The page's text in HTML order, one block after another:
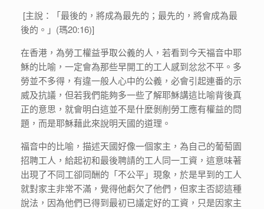
[主說：「最後的，將成為最先的；最先的，將會成為最
後的。」(瑪20:16)]
在香港，為勞工權益爭取公義的人，若看到今天福音中耶
穌的比喻，一定會為那些早開工的工人感到忿忿不平。多
勞並不多得，有違一般人心中的公義，必會引起連番的示
威及抗議，但若我們能夠多一些了解耶穌講這比喻背後真
正的意思，就會明白這並不是什麼剝削勞工應有權益的問
題，而是耶穌藉此來說明天國的道理。
福音中的比喻，描述天國好像一個家主，為自己的葡萄園
招聘工人，給起初和最後聘請的工人同一工資，這意味著
出現了不同工卻同酬的「不公平」現象，於是早到的工人
就對家主非常不滿，覺得他虧欠了他們，但家主否認這種
說法，因為他們已得到最初已議定好的工資，只是因家主